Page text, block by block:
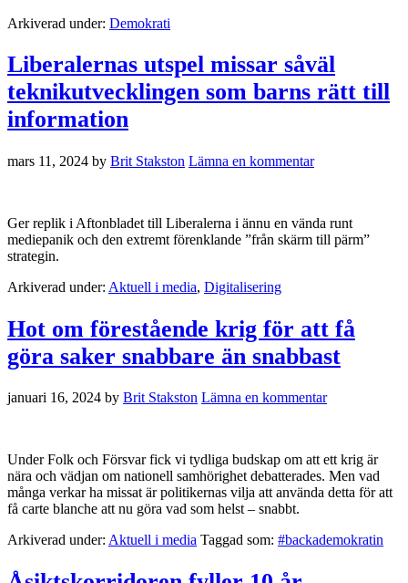
Arkiverad under: Demokrati
Liberalernas utspel missar såväl
teknikutvecklingen som barns rätt till
information
mars 11, 2024 by Brit Stakston Lämna en kommentar
Ger replik i Aftonbladet till Liberalerna i ännu en vända runt
mediepanik och den extremt förenklande ”från skärm till pärm”
strategin.
Arkiverad under: Aktuell i media, Digitalisering
Hot om förestående krig för att få
göra saker snabbare än snabbast
januari 16, 2024 by Brit Stakston Lämna en kommentar
Under Folk och Försvar fick vi tydliga budskap om att ett krig är
nära och vädjan om nationell samhörighet debatterades. Men vad
många verkar ha missat är politikernas vilja att använda detta för att
få carte blanche att nu göra vad som helst – snabbt.
Arkiverad under: Aktuell i media Taggad som: #backademokratin